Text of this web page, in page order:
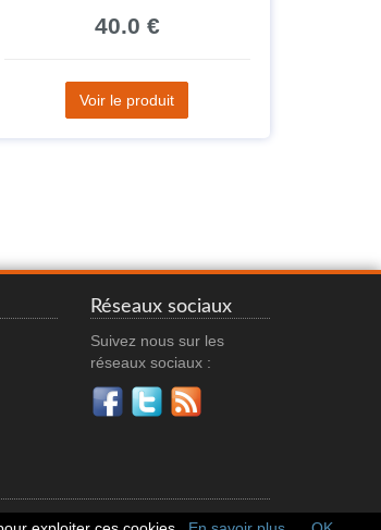
40.0 €
Voir le produit
Réseaux sociaux
Suivez nous sur les
réseaux sociaux :